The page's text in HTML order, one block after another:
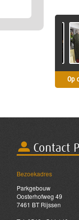
Op
Contact
Bezoekadres
Parkgebouw
Oosterhofweg 49
7461 BT Rijssen